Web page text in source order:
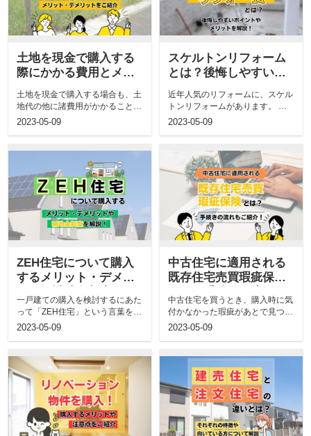
土地を現金で購入する
際にかかる費用とメリ
ット・デメリットをご
紹介
土地を現金で購入する場合も、土
地代の他に諸費用がかかることは
ローンと変わりません。 さら
2023-05-09
スケルトンリフォーム
とは？後悔しやすいポ
イントやメリットを解
説！
近年人気のリフォームに、スケル
トンリフォームがあります。 し
かし、スケルトンリフォームが具
2023-05-09
ZEH住宅について購入
するメリット・デメリ
説！
一戸建ての購入を検討するにあた
って「ZEH住宅」という言葉を耳
にしたことがある方もいるでしょ
2023-05-09
中古住宅に適用される
既存住宅売買瑕疵保険
ご紹介！
中古住宅を買うとき、購入時に気
付かなかった瑕疵があとで見つか
らないかと、不安になる方も多い
2023-05-09